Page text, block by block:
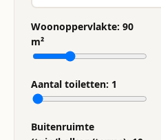
Woonoppervlakte: 90
m²
Aantal toiletten: 1
Buitenruimte